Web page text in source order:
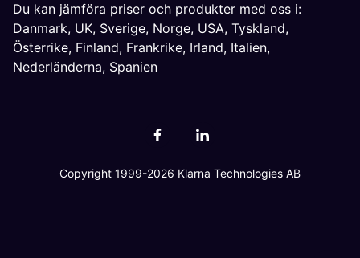
Du kan jämföra priser och produkter med oss i:
Danmark, UK, Sverige, Norge, USA, Tyskland,
Österrike, Finland, Frankrike, Irland, Italien,
Nederländerna, Spanien
Copyright 1999-2026 Klarna Technologies AB